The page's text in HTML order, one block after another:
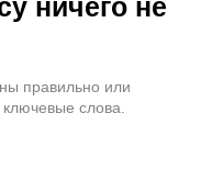
ничего не
правильно или
ключевые слова.